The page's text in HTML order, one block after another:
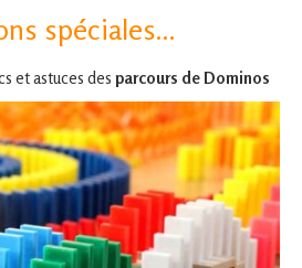
spéciales…
et astuces desparcours de Dominos